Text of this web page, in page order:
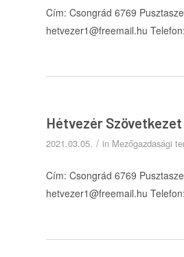
Cím: Csongrád 6769
hetvezer1@freemail.hu
Hétvezér Szövetkezet
2021.03.05. / in Mezőgazdasági
Cím: Csongrád 6769
hetvezer1@freemail.hu